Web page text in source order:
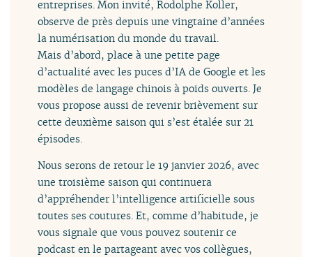
entreprises. Mon invité, Rodolphe Koller,
observe de près depuis une vingtaine d’années
la numérisation du monde du travail.
Mais d’abord, place à une petite page
d’actualité avec les puces d’IA de Google et les
modèles de langage chinois à poids ouverts. Je
vous propose aussi de revenir brièvement sur
cette deuxième saison qui s’est étalée sur 21
épisodes.
Nous serons de retour le 19 janvier 2026, avec
une troisième saison qui continuera
d’appréhender l’intelligence artificielle sous
toutes ses coutures. Et, comme d’habitude, je
vous signale que vous pouvez soutenir ce
podcast en le partageant avec vos collègues,